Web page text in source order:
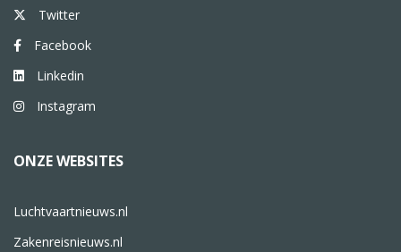
Twitter
Facebook
Linkedin
Instagram
ONZE WEBSITES
Luchtvaartnieuws.nl
Zakenreisnieuws.nl